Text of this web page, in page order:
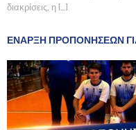
διακρίσεις, η […]
ΕΝΑΡΞΗ ΠΡΟΠΟΝΗΣΕΩΝ